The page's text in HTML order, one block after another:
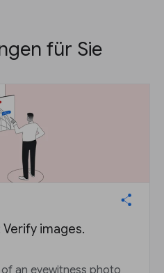
für Sie
images.
an eyewitness photo